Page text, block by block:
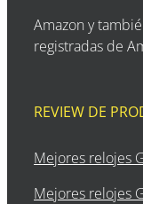
Amazon y
registradas de
REVIEW DE
Mejores relojes
Mejores relojes